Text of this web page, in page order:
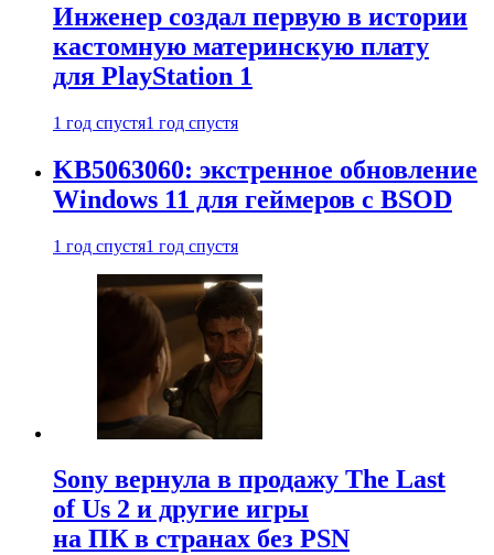
Инженер создал первую в истории
кастомную материнскую плату
для PlayStation 1
1 год спустя1 год спустя
KB5063060: экстренное обновление
Windows 11 для геймеров с BSOD
1 год спустя1 год спустя
Sony вернула в продажу The Last
of Us 2 и другие игры
на ПК в странах без PSN